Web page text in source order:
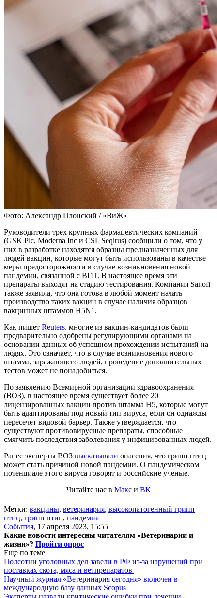
Фото: Александр Плонский / «ВиЖ»
Руководители трех крупных фармацевтических компаний
(GSK Plc, Moderna Inc и CSL Seqirus) сообщили о том, что у
них в разработке находятся образцы предназначенных для
людей вакцин, которые могут быть использованы в качестве
меры предосторожности в случае возникновения новой
пандемии, связанной с ВГП. В настоящее время эти
препараты выходят на стадию тестирования. Компания Sanofi
также заявила, что она готова в любой момент начать
производство таких вакцин в случае наличия образцов
вакцинных штаммов H5N1.
Как пишет Reuters, многие из вакцин-кандидатов были
предварительно одобрены регулирующими органами на
основании данных об успешном прохождении испытаний на
людях. Это означает, что в случае возникновения нового
штамма, заражающего людей, проведение дополнительных
тестов может не понадобиться.
По заявлению Всемирной организации здравоохранения
(ВОЗ), в настоящее время существует более 20
лицензированных вакцин против штамма H5, которые могут
быть адаптированы под новый тип вируса, если он однажды
пересечет видовой барьер. Также утверждается, что
существуют противовирусные препараты, способные
смягчить последствия заболевания у инфицированных людей.
Ранее эксперты ВОЗ высказывали опасения, что грипп птиц
может стать причиной новой пандемии. О пандемическом
потенциале этого вируса говорят и российские ученые.
Читайте нас в Макс и ВК
Метки: вакцины, ветеринария, высокопатогенный грипп
птиц, грипп птиц, пандемия
События, 17 апреля 2023, 15:55
Какие новости интересны читателям «Ветеринарии и
жизни»? Пройти опрос
Еще по теме
Полсотни уголовных дел завели в РФ из-за нарушений при
поставках скота, мяса и ветпрепаратов
Научный журнал «Ветеринария сегодня» включен в
международную базу данных Scopus
Эксперты назвали критические ошибки при лечении